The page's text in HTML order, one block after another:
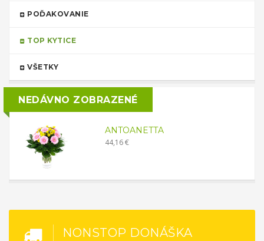
POĎAKOVANIE
TOP KYTICE
VŠETKY
NEDÁVNO ZOBRAZENÉ
ANTOANETTA
44,16 €
NONSTOP DONÁŠKA